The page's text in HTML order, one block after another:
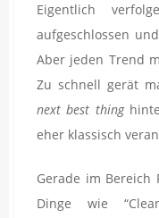
Eigentlich
aufgeschlossen
Aber jeden Trend
Zu schnell gerät
next best thing
eher klassisch
Gerade im Bereich
Dinge wie